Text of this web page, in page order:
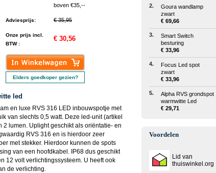
boven €35,--
Adviesprijs: € 35,95
Onze prijs incl.
BTW :
€ 30,56
Elders goedkoper gezien?
led
en luxe RVS 316 LED inbouwspotje met
van slechts 0,5 watt. Deze led-unit (artikel
lumen. Uplight geschikt als oriëntatie- en
RVS 316 en is hierdoor zeer
met stekker. Hierdoor kunnen de spots
van een hoofdkabel. IP68 dus geschikt
12 volt verlichtingssysteem. U heeft ook
de verlichting.
2.
Goura wandlamp
zwart
€ 69,66
3.
Smart Switch
besturing
€ 33,96
4.
Focus Led spot
zwart
€ 33,96
5.
Alpha RVS grondspot
warmwitte Led
€ 29,71
Voordelen
Lid van
thuiswinkel.org